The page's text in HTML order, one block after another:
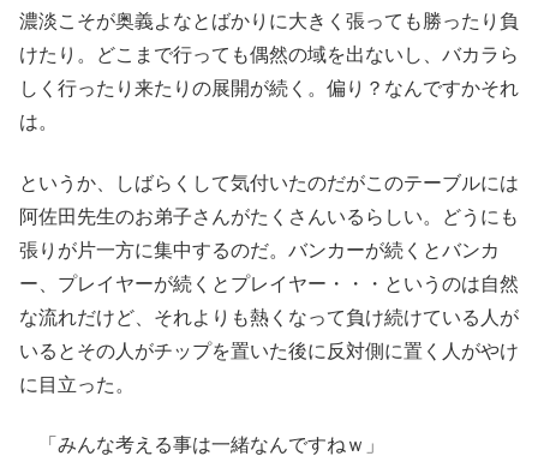
濃淡こそが奥義よなとばかりに大きく張っても勝ったり負
けたり。どこまで行っても偶然の域を出ないし、バカラら
しく行ったり来たりの展開が続く。偏り？なんですかそれ
は。
というか、しばらくして気付いたのだがこのテーブルには
阿佐田先生のお弟子さんがたくさんいるらしい。どうにも
張りが片一方に集中するのだ。バンカーが続くとバンカ
ー、プレイヤーが続くとプレイヤー・・・というのは自然
な流れだけど、それよりも熱くなって負け続けている人が
いるとその人がチップを置いた後に反対側に置く人がやけ
に目立った。
「みんな考える事は一緒なんですねｗ」